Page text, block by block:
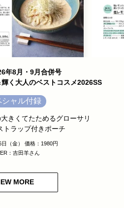
年8月・9月合併号
く大人のベストコスメ2026SS
シャル付録
きくてたためるグローサリ
トラップ付きポーチ
（金） 価格：1980円
：吉田羊さん
MORE